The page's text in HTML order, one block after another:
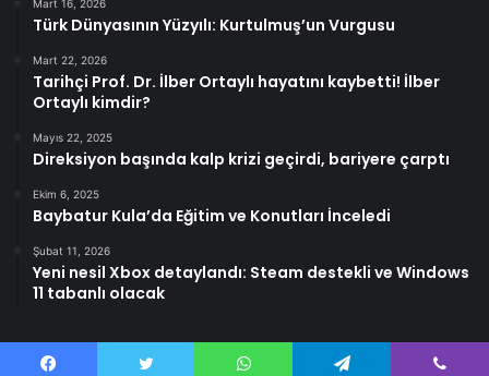
Mart 16, 2026
Türk Dünyasının Yüzyılı: Kurtulmuş’un Vurgusu
Mart 22, 2026
Tarihçi Prof. Dr. İlber Ortaylı hayatını kaybetti! İlber
Ortaylı kimdir?
Mayıs 22, 2025
Direksiyon başında kalp krizi geçirdi, bariyere çarptı
Ekim 6, 2025
Baybatur Kula’da Eğitim ve Konutları İnceledi
Şubat 11, 2026
Yeni nesil Xbox detaylandı: Steam destekli ve Windows
11 tabanlı olacak